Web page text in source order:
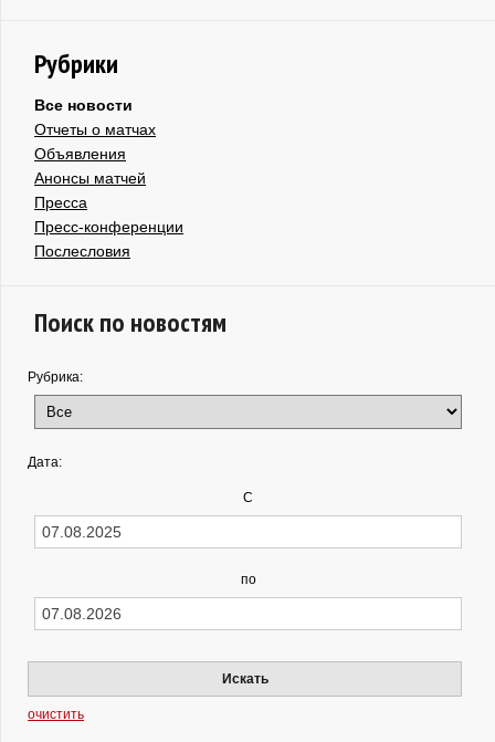
Рубрики
Все новости
Отчеты о матчах
Объявления
Анонсы матчей
Пресса
Пресс-конференции
Послесловия
Поиск по новостям
Рубрика:
Дата:
С
по
Искать
очистить